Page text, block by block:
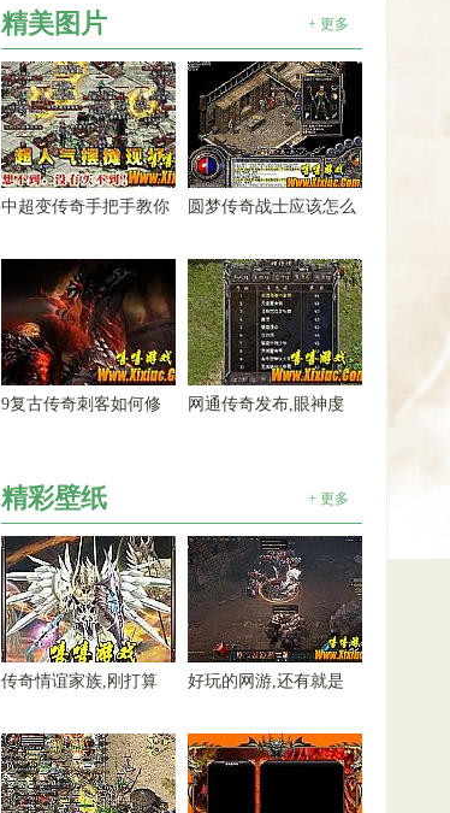
精美图片 + 更多
中超变传奇手把手教你 圆梦传奇战士应该怎么
9复古传奇刺客如何修 网通传奇发布,眼神虔
精彩壁纸 + 更多
传奇情谊家族,刚打算 好玩的网游,还有就是